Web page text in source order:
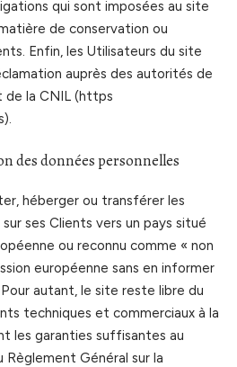
qui sont imposées au site
de conservation ou
Enfin, les Utilisateurs du site
auprès des autorités de
la CNIL (https
des données personnelles
héberger ou transférer les
ses Clients vers un pays situé
ou reconnu comme « non
européenne sans en informer
autant, le site reste libre du
techniques et commerciaux à la
les garanties suffisantes au
Règlement Général sur la